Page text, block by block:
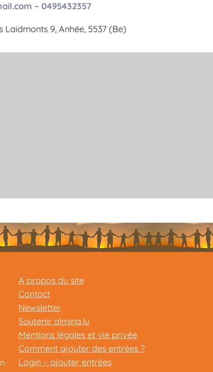
– 0495432357
Laidmonts 9, Anhée, 5537 (Be)
A propos du site
Contact
Newsletter
Soutenir almina.lu
Mentions légales et vie privée
Comment ajouter des entrées ?
Login – ajouter entrées